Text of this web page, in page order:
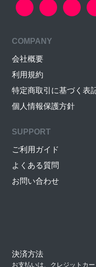
COMPANY
会社概要
利用規約
特定商取引に基づく表
個人情報保護方針
SUPPORT
ご利用ガイド
よくある質問
お問い合わせ
決済方法
お支払いは、クレジットカ